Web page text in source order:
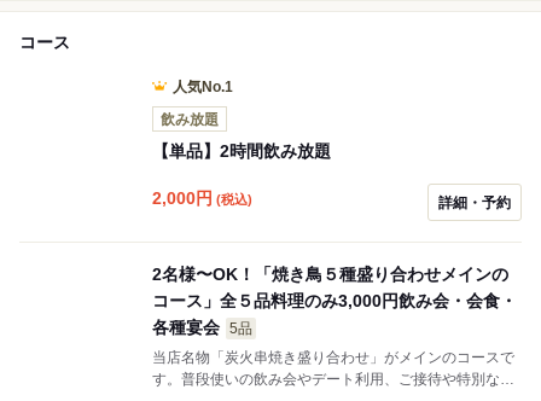
コース
人気No.1
飲み放題
【単品】2時間飲み放題
2,000円 (税込) 詳細・予約
2名様〜OK！「焼き鳥５種盛り合わせメインの
コース」全５品料理のみ3,000円飲み会・会食・
各種宴会 5品
当店名物「炭火串焼き盛り合わせ」がメインのコースで
す。普段使いの飲み会やデート利用、ご接待や特別なご